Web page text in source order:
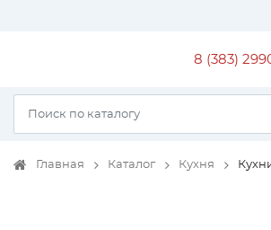
8 (383)
Главная Каталог Кухня